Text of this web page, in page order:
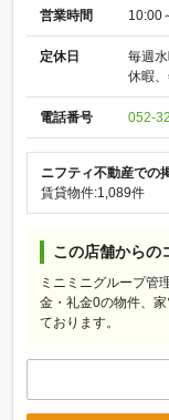
営業時間 10:00
定休日
毎週
休暇
電話番号 052-
ニフティ不動産での
賃貸物件:1,089件
この店舗からの
ミニミニグループ管
金・礼金0の物件、
ております。